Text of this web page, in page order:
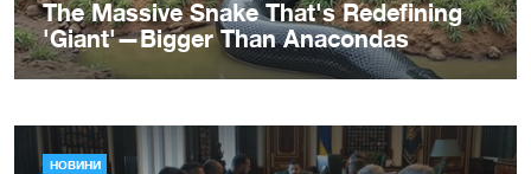
НОВИНИ